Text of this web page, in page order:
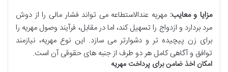
مزایا و معایب: مهریه عندالاستطاعه می تواند فشار مالی را از دوش
مرد بردارد و ازدواج را تسهیل کند، اما در مقابل، فرآیند وصول مهریه را
برای زن پیچیده تر و دشوارتر می سازد. این نوع مهریه، نیازمند
توافق و آگاهی کامل هر دو طرف از جنبه های حقوقی آن است.
امکان اخذ ضامن برای پرداخت مهریه